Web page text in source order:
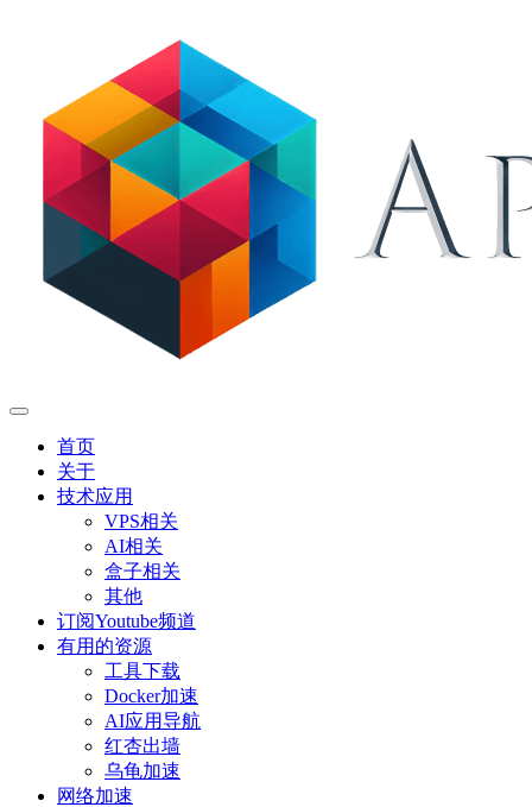
首页
关于
技术应用
VPS相关
AI相关
盒子相关
其他
订阅Youtube频道
有用的资源
工具下载
Docker加速
AI应用导航
红杏出墙
乌龟加速
网络加速